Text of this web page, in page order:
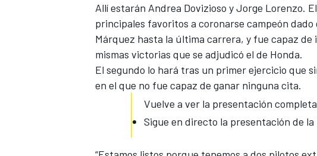
Allí estarán Andrea Dovizioso y Jorge Lorenzo.
principales favoritos a coronarse campeón
Márquez hasta la última carrera, y fue capaz de
mismas victorias que se adjudicó el de Honda.
El segundo lo hará tras un primer ejercicio que
en el que no fue capaz de ganar ninguna cita.
Vuelve a ver la presentación
Sigue en directo la presentación de la